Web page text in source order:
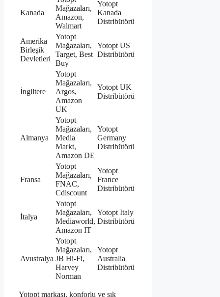
Kanada
Mağazaları,
Amazon,
Walmart
Yotopt
Kanada
Distribütörü
Amerika
Birleşik
Devletleri
Yotopt
Mağazaları,
Target, Best
Buy
Yotopt US
Distribütörü
İngiltere
Yotopt
Mağazaları,
Argos,
Amazon
UK
Yotopt UK
Distribütörü
Almanya
Yotopt
Mağazaları,
Media
Markt,
Amazon DE
Yotopt
Germany
Distribütörü
Fransa
Yotopt
Mağazaları,
FNAC,
Cdiscount
Yotopt
France
Distribütörü
İtalya
Yotopt
Mağazaları,
Mediaworld,
Amazon IT
Yotopt Italy
Distribütörü
Avustralya
Yotopt
Mağazaları,
JB Hi-Fi,
Harvey
Norman
Yotopt
Australia
Distribütörü
Yotopt markası, konforlu ve şık